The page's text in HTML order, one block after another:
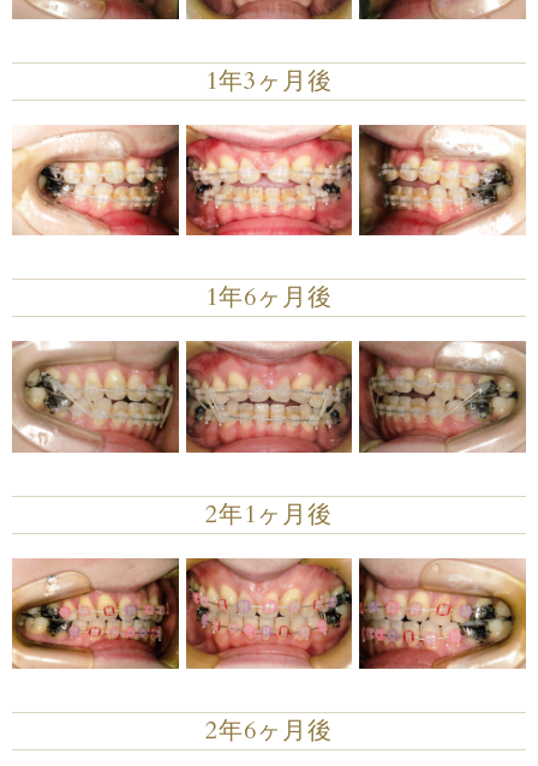
1年3ヶ月後
1年6ヶ月後
2年1ヶ月後
2年6ヶ月後